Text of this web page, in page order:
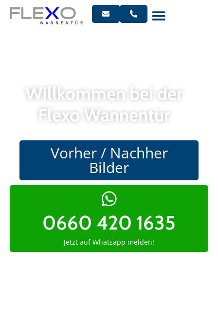
Willkommen bei der
Flexo Wannentür
Vorher / Nachher
Bilder
0660 420 1635
Jetzt auf Whatsapp melden!